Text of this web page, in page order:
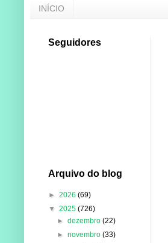
INÍCIO
Seguidores
Arquivo do blog
► 2026 (69)
▼ 2025 (726)
►dezembro(22)
►novembro(33)